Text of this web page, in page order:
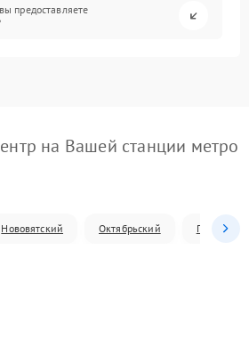
предоставляете
на Вашей станции метро
Нововятский Октябрьский